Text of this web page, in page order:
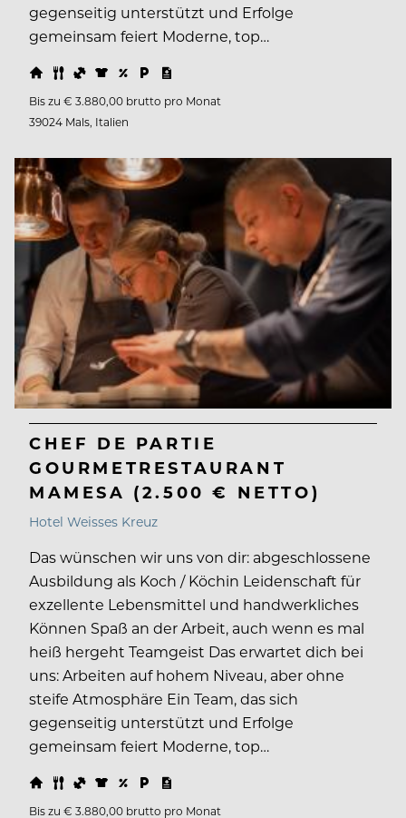
gegenseitig unterstützt und Erfolge
gemeinsam feiert Moderne, top…
Bis zu € 3.880,00 brutto pro Monat
39024 Mals, Italien
CHEF DE PARTIE
GOURMETRESTAURANT
MAMESA (2.500 € NETTO)
Hotel Weisses Kreuz
Das wünschen wir uns von dir: abgeschlossene
Ausbildung als Koch / Köchin Leidenschaft für
exzellente Lebensmittel und handwerkliches
Können Spaß an der Arbeit, auch wenn es mal
heiß hergeht Teamgeist Das erwartet dich bei
uns: Arbeiten auf hohem Niveau, aber ohne
steife Atmosphäre Ein Team, das sich
gegenseitig unterstützt und Erfolge
gemeinsam feiert Moderne, top…
Bis zu € 3.880,00 brutto pro Monat